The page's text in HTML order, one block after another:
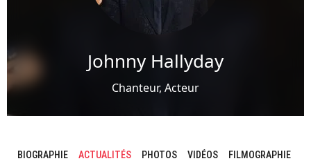
Johnny Hallyday
Chanteur, Acteur
BIOGRAPHIE ACTUALITÉS PHOTOS VIDÉOS FILMOGRAPHIE